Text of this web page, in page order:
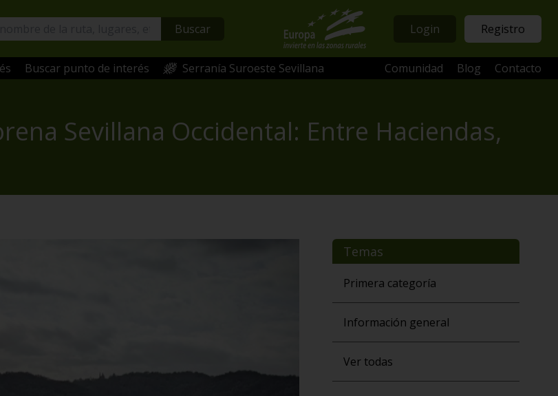
Buscar Login Registro
Buscar punto de interés Serranía Suroeste Sevillana Comunidad Blog Contacto
Sevillana Occidental: Entre Haciendas,
Temas
Primera categoría
Información general
Ver todas